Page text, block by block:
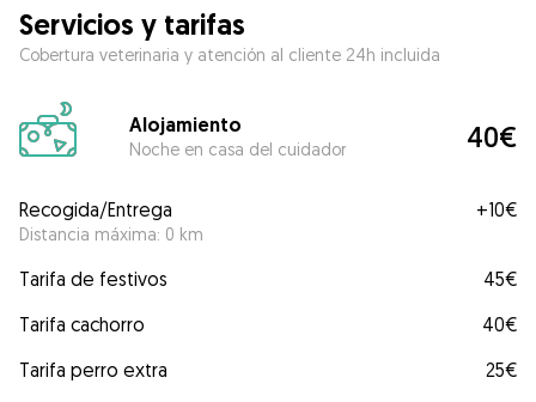
Servicios y tarifas
Cobertura veterinaria y atención al cliente 24h incluida
Alojamiento
Noche en casa del cuidador 40€
Recogida/Entrega
Distancia máxima: 0 km
+10€
Tarifa de festivos
45€
Tarifa cachorro
40€
Tarifa perro extra
25€